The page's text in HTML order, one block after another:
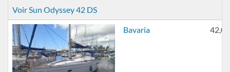
Voir Sun Odyssey 42 DS
Bavaria